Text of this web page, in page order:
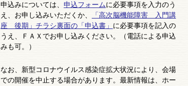
申込みについては、 申込フォームに必要事項を入力のう
え、お申し込みいただくか、
「高次脳機能障害 入門講
座 後期」チラシ裏面の「申込書」 に必要事項を記入の
うえ、ＦＡＸでお申し込みください。（電話による申込
みも可。）
なお、新型コロナウイルス感染症拡大状況により、会場
での開催を中止する場合があります。最新情報は、ホー